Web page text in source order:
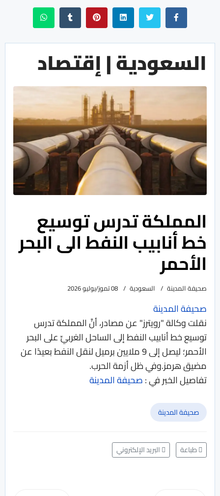
السعودية | إقتصاد
المملكة تدرس توسيع
خط أنابيب النفط الى البحر
الأحمر
صحيفة المدينة السعودية 08 تموز/يوليو 2026
صحيفة المدينة
نقلت وكالة "رويترز" عن مصادر، أنَّ المملكة تدرس
توسيع خط أنابيب النفط إلى الساحل الغربيِّ على البحر
الأحمر؛ ليصل إلى 9 ملايين برميل لنقل النفط بعيدًا عن
مضيق هرمز.وفي ظل أزمة الحرب.
تفاصيل الخبر في :صحيفة المدينة
صحيفة المدينة
طباعة البريد الإلكتروني